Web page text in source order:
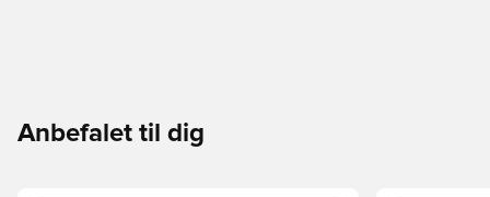
Anbefalet til dig